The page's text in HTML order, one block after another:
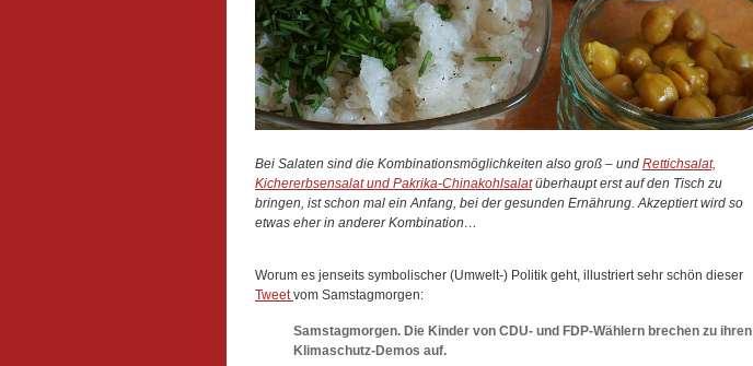
Bei Salaten sind die Kombinationsmöglichkeiten also groß – und Rettichsalat,
Kichererbsensalat und Pakrika-Chinakohlsalatüberhaupt erst auf den Tisch zu
bringen, ist schon mal ein Anfang, bei der gesunden Ernährung. Akzeptiert wird so
etwas eher in anderer Kombination…
Worum es jenseits symbolischer (Umwelt-) Politik geht, illustriert sehr schön dieser
Tweetvom Samstagmorgen:
Samstagmorgen. Die Kinder von CDU- und FDP-Wählern brechen zu ihren
Klimaschutz-Demos auf.